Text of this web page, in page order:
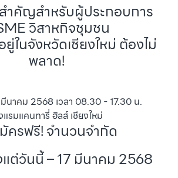
ำคัญสำหรับผู้ประกอบการ
วิสาหกิจชุมชน
ในจังหวัดเชียงใหม่ ต้องไม่
พลาด!
าคม 2568 เวลา 08.30 - 17.30 น.
แรมแคนทารี่ ฮิลส์ เชียงใหม่
ครฟรี! จำนวนจำกัด
ต่วันนี้ – 17 มีนาคม 2568